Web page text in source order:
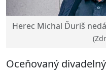
Herec Michal Ďuriš
Oceňovaný